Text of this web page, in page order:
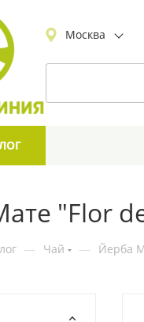
Москва
"Flor
— Чай — Йерба